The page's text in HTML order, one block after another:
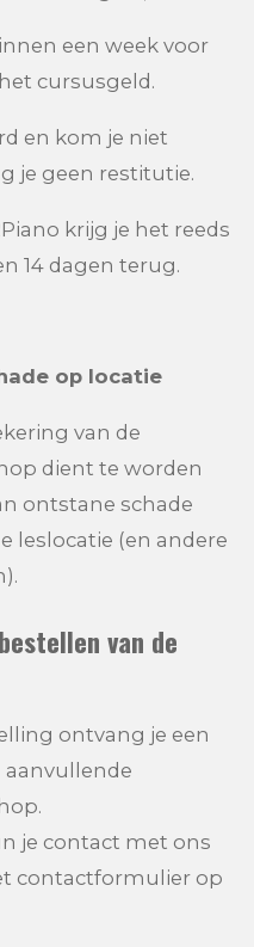
een week voor
cursusgeld.
en kom je niet
je geen restitutie.
krijg je het reeds
14 dagen terug.
op locatie
van de
dient te worden
ontstane schade
leslocatie (en andere
van de
ontvang je een
aanvullende
je contact met ons
contactformulier op